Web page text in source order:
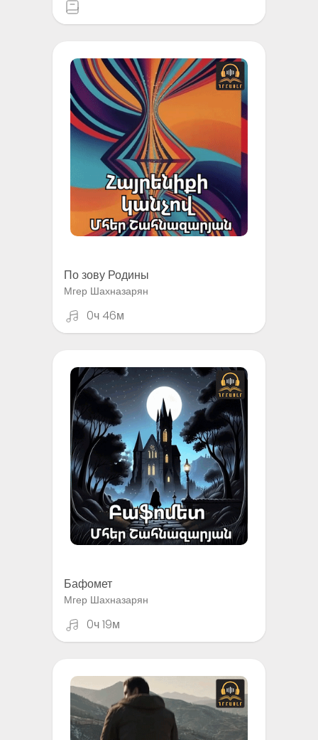
По зову Родины
Мгер Шахназарян
0ч 46м
Бафомет
Мгер Шахназарян
0ч 19м